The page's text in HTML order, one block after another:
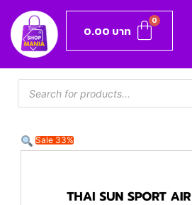
0.00 บาท
Sale 33%